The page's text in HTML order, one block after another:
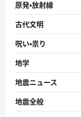
原発・放射線
古代文明
呪い・祟り
地学
地震ニュース
地震全般